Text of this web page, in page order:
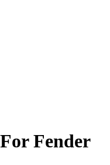
Fender